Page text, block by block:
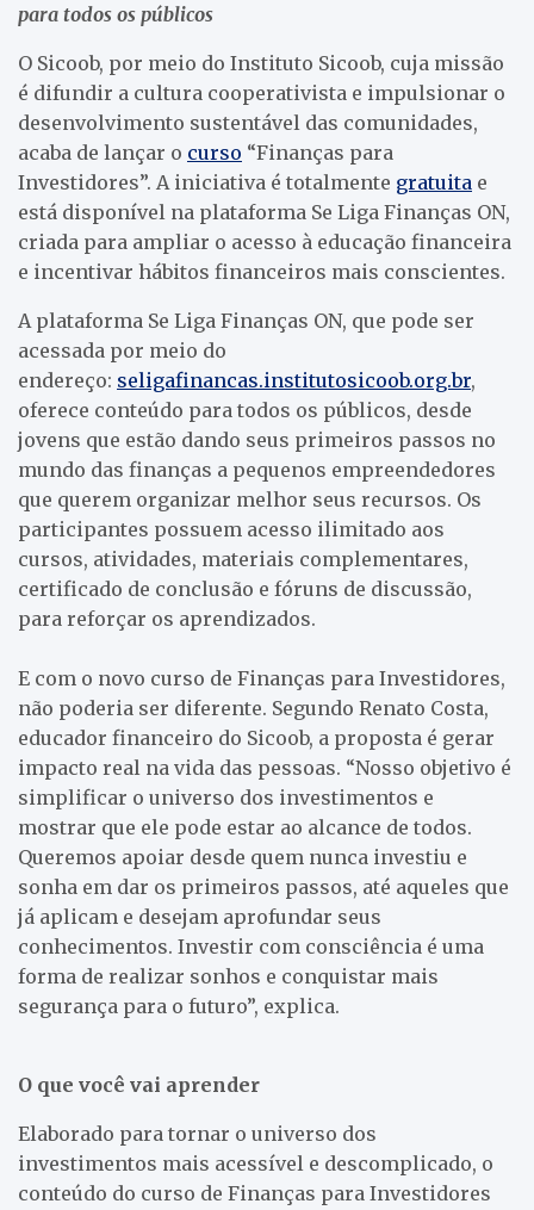
para todos os públicos
O Sicoob, por meio do Instituto Sicoob, cuja missão
é difundir a cultura cooperativista e impulsionar o
desenvolvimento sustentável das comunidades,
acaba de lançar o curso “Finanças para
Investidores”. A iniciativa é totalmente gratuita e
está disponível na plataforma Se Liga Finanças ON,
criada para ampliar o acesso à educação financeira
e incentivar hábitos financeiros mais conscientes.
A plataforma Se Liga Finanças ON, que pode ser
acessada por meio do
endereço: seligafinancas.institutosicoob.org.br,
oferece conteúdo para todos os públicos, desde
jovens que estão dando seus primeiros passos no
mundo das finanças a pequenos empreendedores
que querem organizar melhor seus recursos. Os
participantes possuem acesso ilimitado aos
cursos, atividades, materiais complementares,
certificado de conclusão e fóruns de discussão,
para reforçar os aprendizados.
E com o novo curso de Finanças para Investidores,
não poderia ser diferente. Segundo Renato Costa,
educador financeiro do Sicoob, a proposta é gerar
impacto real na vida das pessoas. “Nosso objetivo é
simplificar o universo dos investimentos e
mostrar que ele pode estar ao alcance de todos.
Queremos apoiar desde quem nunca investiu e
sonha em dar os primeiros passos, até aqueles que
já aplicam e desejam aprofundar seus
conhecimentos. Investir com consciência é uma
forma de realizar sonhos e conquistar mais
segurança para o futuro”, explica.
O que você vai aprender
Elaborado para tornar o universo dos
investimentos mais acessível e descomplicado, o
conteúdo do curso de Finanças para Investidores